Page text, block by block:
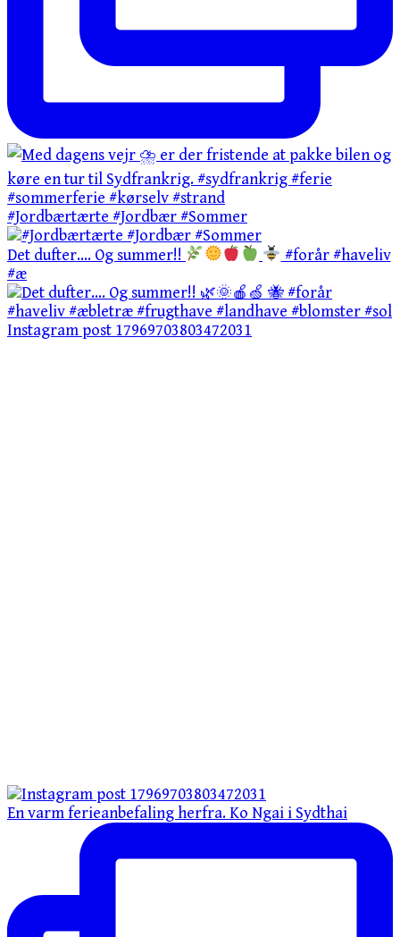
#Jordbærtærte #Jordbær #Sommer
Det dufter…. Og summer!!
#forår #haveliv
#æ
Instagram post 17969703803472031
En varm ferieanbefaling herfra. Ko Ngai i Sydthai